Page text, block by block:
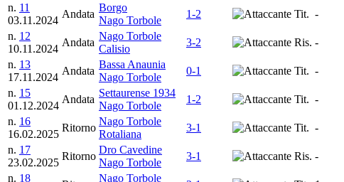
n. 11
03.11.2024
Andata
Borgo
Nago Torbole
1-2 Tit. -
n. 12
10.11.2024
Andata
Nago Torbole
Calisio
3-2 Ris. -
n. 13
17.11.2024
Andata
Bassa Anaunia
Nago Torbole
0-1 Tit. -
n. 15
01.12.2024
Andata
Settaurense 1934
Nago Torbole
1-2 Tit. -
n. 16
16.02.2025
Ritorno
Nago Torbole
Rotaliana
3-1 Tit. -
n. 17
23.02.2025
Ritorno
Dro Cavedine
Nago Torbole
3-1 Ris. -
n. 18
Nago Torbole